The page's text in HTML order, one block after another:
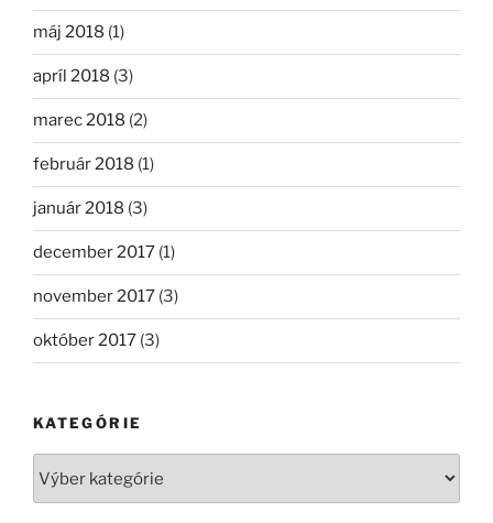
máj 2018 (1)
apríl 2018 (3)
marec 2018 (2)
február 2018 (1)
január 2018 (3)
december 2017 (1)
november 2017 (3)
október 2017 (3)
KATEGÓRIE